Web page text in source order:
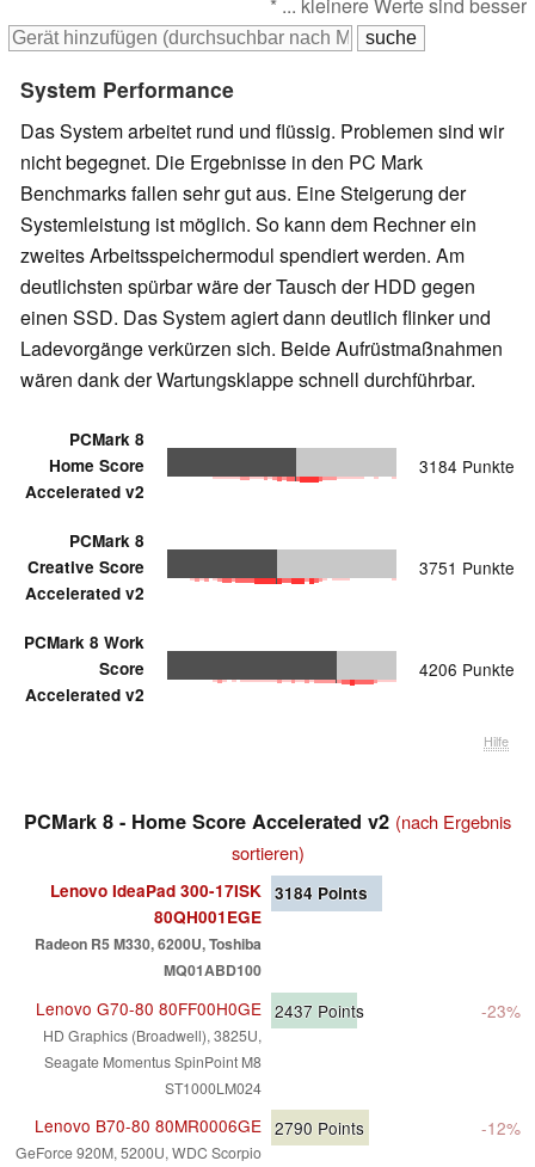
System Performance
Das System arbeitet rund und flüssig. Problemen sind wir
nicht begegnet. Die Ergebnisse in den PC Mark
Benchmarks fallen sehr gut aus. Eine Steigerung der
Systemleistung ist möglich. So kann dem Rechner ein
zweites Arbeitsspeichermodul spendiert werden. Am
deutlichsten spürbar wäre der Tausch der HDD gegen
einen SSD. Das System agiert dann deutlich flinker und
Ladevorgänge verkürzen sich. Beide Aufrüstmaßnahmen
wären dank der Wartungsklappe schnell durchführbar.
PCMark 8
Home Score
Accelerated v2
3184 Punkte
PCMark 8
Creative Score
Accelerated v2
3751 Punkte
PCMark 8 Work
Score
Accelerated v2
4206 Punkte
Hilfe
PCMark 8 - Home Score Accelerated v2 (nach Ergebnis
sortieren)
Lenovo IdeaPad 300-17ISK
80QH001EGE
Radeon R5 M330, 6200U, Toshiba
MQ01ABD100
3184 Points
Lenovo G70-80 80FF00H0GE
HD Graphics (Broadwell), 3825U,
Seagate Momentus SpinPoint M8
ST1000LM024
2437 Points -23%
Lenovo B70-80 80MR0006GE
GeForce 920M, 5200U, WDC Scorpio
2790 Points -12%